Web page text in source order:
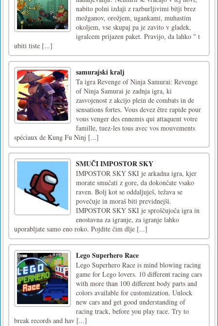
nabito polni izdaji z razburljivimi bitji brez
možganov, orožjem, ugankami, muhastim
okoljem, vse skupaj pa je zavito v gladek,
igralcem prijazen paket. Pravijo, da lahko " t
ubiti tiste [...]
samurajski kralj
Ta igra Revenge of Ninja Samurai: Revenge
of Ninja Samurai je zadnja igra, ki
zasvojenost z akcijo plein de combats in de
sensations fortes. Vous devez être rapide pour
vous venger des ennemis qui attaquent votre
famille, tuez-les tous avec vos mouvements
spéciaux de Kung Fu Ninj [...]
SMUČI IMPOSTOR SKY
IMPOSTOR SKY SKI je arkadna igra, kjer
morate smučati z gore, da dokončate vsako
raven. Bolj kot se oddaljuješ, težava se
povečuje in moraš biti previdnejši.
IMPOSTOR SKY SKI je sproščujoča igra in
enostavna za igranje, za igranje lahko
uporabljate samo eno roko. Pojdite čim dlje [...]
Lego Superhero Race
Lego Superhero Race is mind blowing racing
game for Lego lovers. 10 different racing cars
with more than 100 different body parts and
colors available for customization. Unlock
new cars and get good understanding of
racing track, before you play race. Try to
break records and hav [...]